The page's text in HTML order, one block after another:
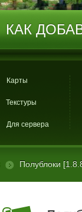
КАК
Карты
Текстуры
Для сервера
Полублоки